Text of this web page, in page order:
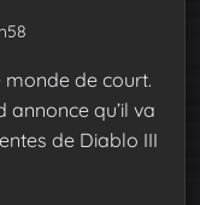
monde de court.
annonce qu’il va
de Diablo III